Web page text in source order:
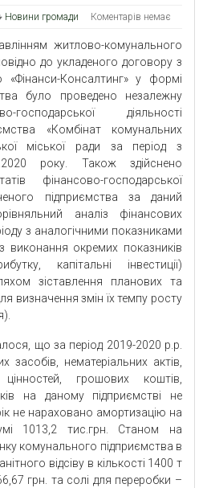
Новини громади Коментарів немає
житлово-комунального
до укладеного договору з
Консалтинг» у формі
було проведено незалежну
господарської діяльності
«Комбінат комунальних
міської ради за період з
року. Також здійснено
фінансово-господарської
підприємства за даний
аналіз фінансових
з аналогічними показниками
виконання окремих показників
капітальні інвестиції)
зіставлення планових та
визначення змін їх темпу росту
що за період 2019-2020 р.р.
засобів, нематеріальних актів,
цінностей, грошових коштів,
на даному підприємстві не
не нараховано амортизацію на
1013,2 тис.грн. Станом на
комунального підприємства в
відсіву в кількості 1400 т
грн. та солі для переробки –